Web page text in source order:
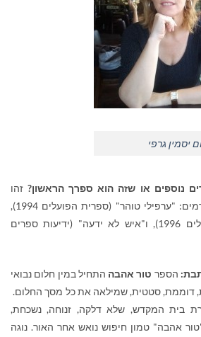
יסמין גרפי
נוספים או שזה הוא ספרך הראשון? זהו
ספרי הרביעי. ספרי הקודמים: "ערפילי טוהר" (ספרית הפועלים 1994),
"פרי בטן" (ספרית הפועלים 1996), ו"איש לא ידעה" (ידיעות ספרים
הספר טור אהבה התחיל במין חלום נבואי
דוממת, סטטית, שמילאה את כל מסך החלום.
בית המקדש, שלא דלקה, זנוחה, נשכחת,
אהבה" טמון חיפוש נואש אחר האור. נוגה